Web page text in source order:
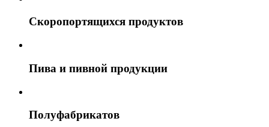
Скоропортящихся продуктов
Пива и пивной продукции
Полуфабрикатов